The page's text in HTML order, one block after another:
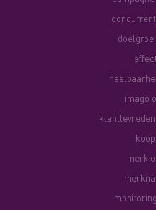
imago
merk